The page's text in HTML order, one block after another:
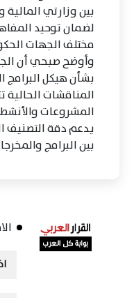
بين وزارتي المالية
لضمان توحيد
مختلف الجهات
وأوضح صبحي أن
بشأن هيكل البرامج
المناقشات الحالية
المشروعات
يدعم دقة التصنيف
بين البرامج